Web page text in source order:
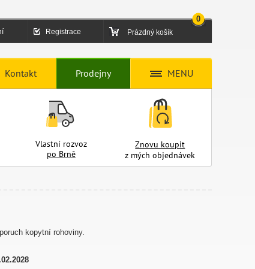
Registrace Prázdný košík
0
Kontakt Prodejny MENU
Vlastní rozvoz
po Brně
Znovu koupit
z mých objednávek
kopytní rohoviny.